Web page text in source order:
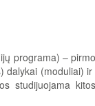
programa) –
(moduliai)
studijuojama